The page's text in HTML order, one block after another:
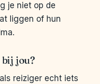
je niet op de
liggen of hun
bij jou?
reiziger echt iets